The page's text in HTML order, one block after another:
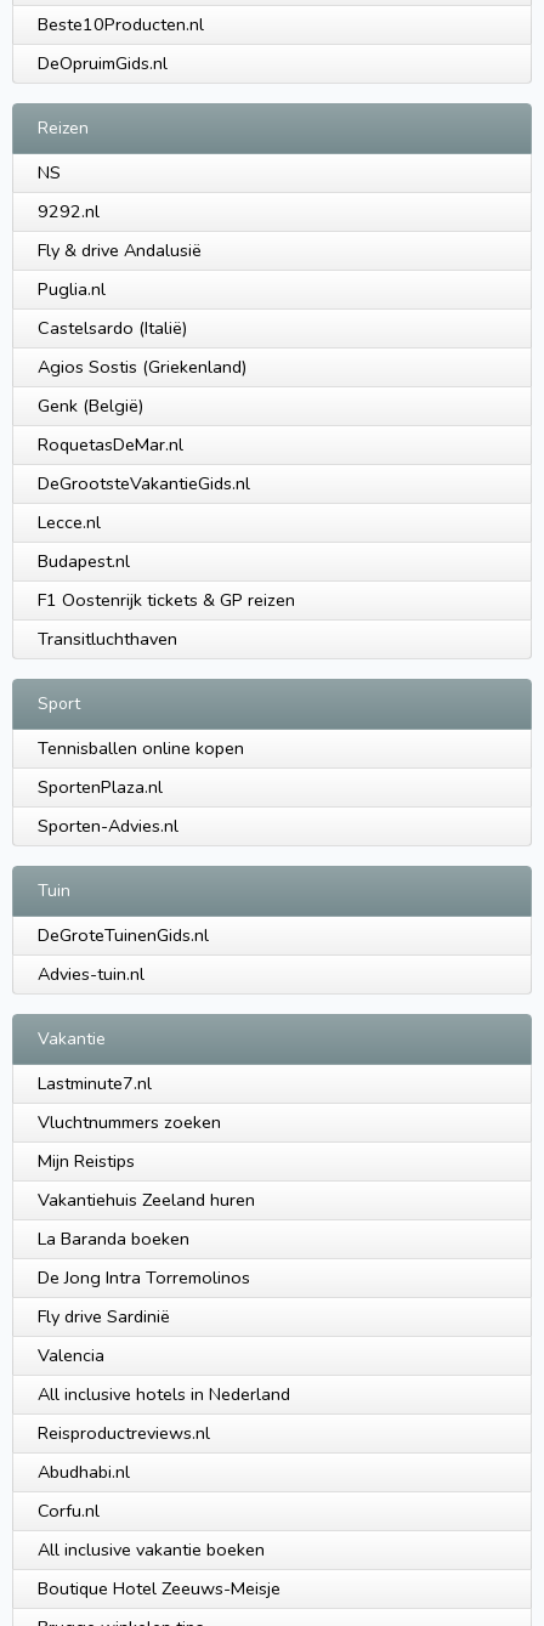
Beste10Producten.nl
DeOpruimGids.nl
Reizen
NS
9292.nl
Fly & drive Andalusië
Puglia.nl
Castelsardo (Italië)
Agios Sostis (Griekenland)
Genk (België)
RoquetasDeMar.nl
DeGrootsteVakantieGids.nl
Lecce.nl
Budapest.nl
F1 Oostenrijk tickets & GP reizen
Transitluchthaven
Sport
Tennisballen online kopen
SportenPlaza.nl
Sporten-Advies.nl
Tuin
DeGroteTuinenGids.nl
Advies-tuin.nl
Vakantie
Lastminute7.nl
Vluchtnummers zoeken
Mijn Reistips
Vakantiehuis Zeeland huren
La Baranda boeken
De Jong Intra Torremolinos
Fly drive Sardinië
Valencia
All inclusive hotels in Nederland
Reisproductreviews.nl
Abudhabi.nl
Corfu.nl
All inclusive vakantie boeken
Boutique Hotel Zeeuws-Meisje